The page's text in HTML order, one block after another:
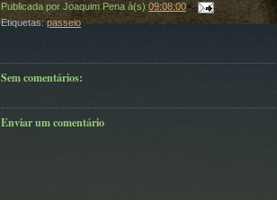
Publicada por Joaquim Pena à(s) 09:08:00
Etiquetas:passeio
Sem comentários:
Enviar um comentário